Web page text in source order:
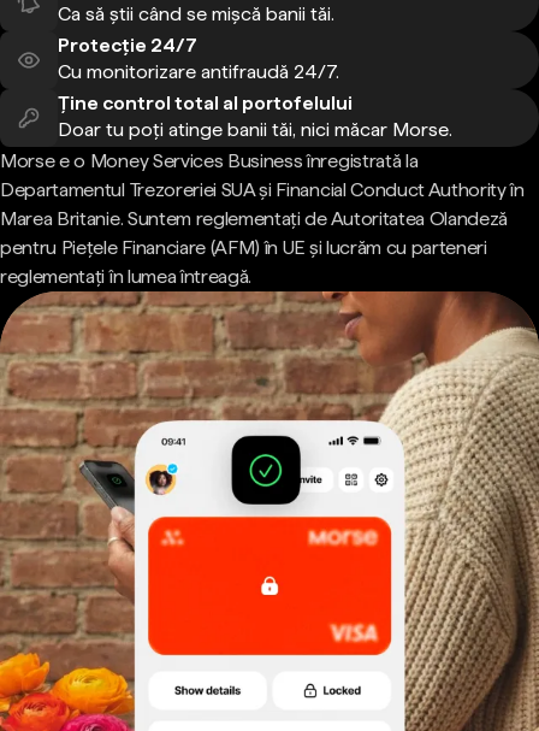
Ca să știi când se mișcă banii tăi.
Protecție 24/7
Cu monitorizare antifraudă 24/7.
Ține control total al portofelului
Doar tu poți atinge banii tăi, nici măcar Morse.
Morse e o Money Services Business înregistrată la
Departamentul Trezoreriei SUA și Financial Conduct Authority în
Marea Britanie. Suntem reglementați de Autoritatea Olandeză
pentru Piețele Financiare (AFM) în UE și lucrăm cu parteneri
reglementați în lumea întreagă.